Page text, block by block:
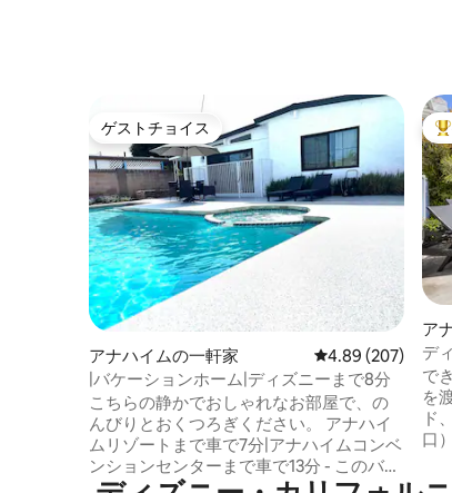
ゲストチョイス
ゲストチョイス
アナハイムの一軒家 レビュー207件、
4.89 (207)
|バケーションホーム|ディズニーまで8分
こちらの静かでおしゃれなお部屋で、の
んびりとおくつろぎください。 アナハイ
ムリゾートまで車で7分|アナハイムコンベ
ンションセンターまで車で13分 - このバケ
ーションホームは、ディズニーランドや
ア
デ
で
ー
で
を
ド
口）に
魅